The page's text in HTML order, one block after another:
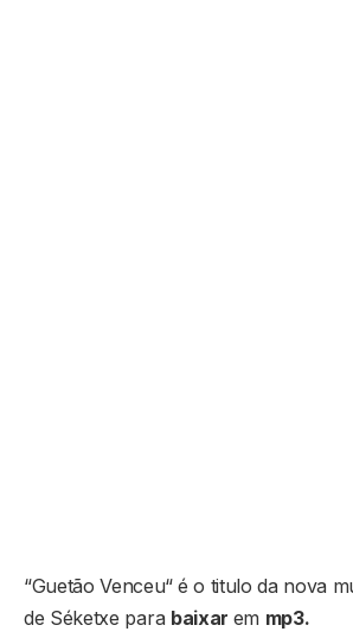
“Guetão Venceu“ é o titulo da nova
de Séketxe para baixar em mp3.